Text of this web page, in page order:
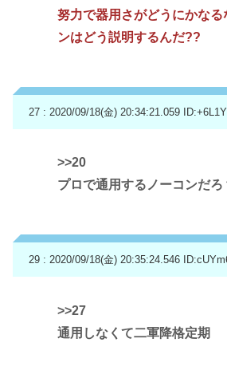
努力で器用さがどうにかなる
ンはどう説明するんだ??
27 : 2020/09/18(金) 20:34:21.059
>>20
プロで通用するノーコンだろ
29 : 2020/09/18(金) 20:35:24.546
>>27
通用しなくて二軍降格定期